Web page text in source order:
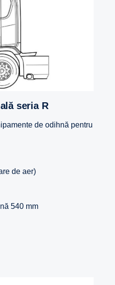
seria R
de odihnă pentru
de aer)
540 mm